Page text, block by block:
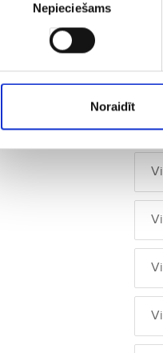
Nepieciešams
Noraidīt